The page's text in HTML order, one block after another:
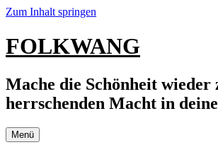
Zum Inhalt springen
FOLKWANG
Mache die Schönheit wieder
herrschenden Macht in
Menü